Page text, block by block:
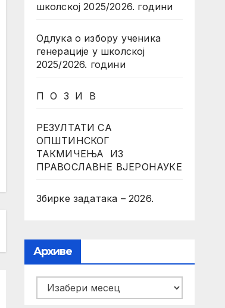
школској 2025/2026. години
Одлука о избору ученика
генерације у школској
2025/2026. години
П О З И В
РЕЗУЛТАТИ СА
ОПШТИНСКОГ
ТАКМИЧЕЊА ИЗ
ПРАВОСЛАВНЕ ВЈЕРОНАУКЕ
Збирке задатака – 2026.
Архиве
Архиве